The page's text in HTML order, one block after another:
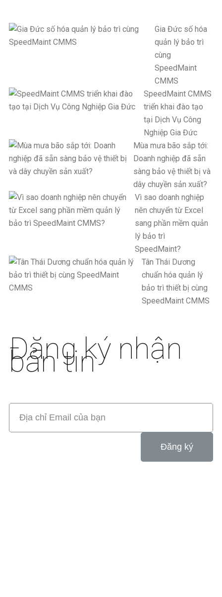
Gia Đức số hóa
quản lý bảo trì
cùng
SpeedMaint
CMMS
SpeedMaint CMMS
triển khai đào tạo
tại Dịch Vụ Công
Nghiệp Gia Đức
Mùa mưa bão sắp tới:
Doanh nghiệp đã sẵn
sàng bảo vệ thiết bị và
dây chuyền sản xuất?
Vì sao doanh nghiệp
nên chuyển từ Excel
sang phần mềm quản
lý bảo trì
SpeedMaint?
Tân Thái Dương
chuẩn hóa quản lý
bảo trì thiết bị cùng
SpeedMaint CMMS
Đăng ký nhận
bản tin
Đăng ký